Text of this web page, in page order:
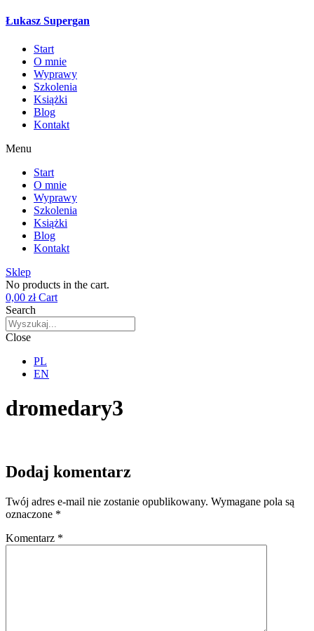
Łukasz Supergan
Start
O mnie
Wyprawy
Szkolenia
Książki
Blog
Kontakt
Menu
Start
O mnie
Wyprawy
Szkolenia
Książki
Blog
Kontakt
Sklep
No products in the cart.
0,00 zł Cart
Search
Close
PL
EN
dromedary3
Dodaj komentarz
Twój adres e-mail nie zostanie opublikowany. Wymagane pola są
oznaczone *
Komentarz *